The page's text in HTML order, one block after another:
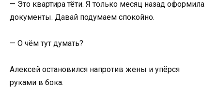
— Это квартира тёти. Я только месяц назад оформила
документы. Давай подумаем спокойно.
— О чём тут думать?
Алексей остановился напротив жены и упёрся
руками в бока.